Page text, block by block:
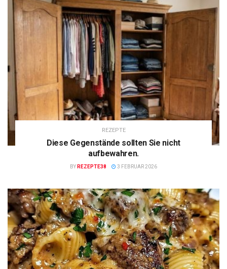
REZEPTE
Diese Gegenstände sollten Sie nicht
aufbewahren.
BY REZEPTE38 3 FEBRUAR 2026